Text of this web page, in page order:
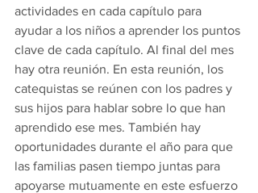
actividades en cada capítulo para
ayudar a los niños a aprender los puntos
clave de cada capítulo. Al final del mes
hay otra reunión. En esta reunión, los
catequistas se reúnen con los padres y
sus hijos para hablar sobre lo que han
aprendido ese mes. También hay
oportunidades durante el año para que
las familias pasen tiempo juntas para
apoyarse mutuamente en este esfuerzo